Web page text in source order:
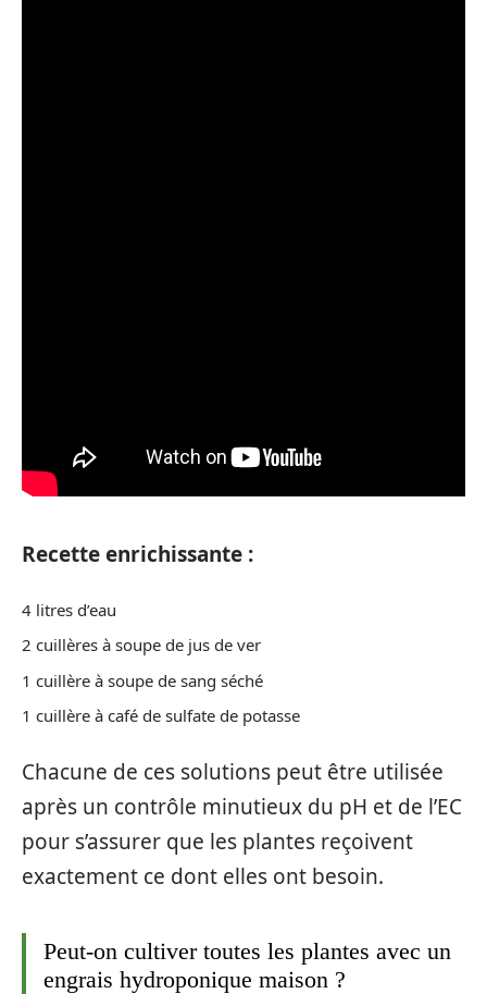
Recette enrichissante :
4 litres d’eau
2 cuillères à soupe de jus de ver
1 cuillère à soupe de sang séché
1 cuillère à café de sulfate de potasse
Chacune de ces solutions peut être utilisée
après un contrôle minutieux du pH et de l’EC
pour s’assurer que les plantes reçoivent
exactement ce dont elles ont besoin.
Peut-on cultiver toutes les plantes avec un
engrais hydroponique maison ?